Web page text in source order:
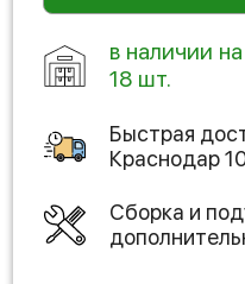
в наличии
18 шт.
Быстрая
Краснодар
Сборка и